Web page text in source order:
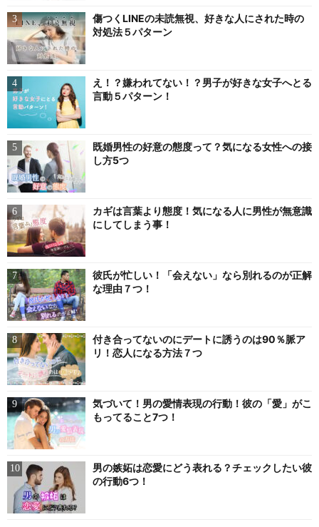
傷つくLINEの未読無視、好きな人にされた時の
対処法５パターン
え！？嫌われてない！？男子が好きな女子へとる
言動５パターン！
既婚男性の好意の態度って？気になる女性への接
し方5つ
カギは言葉より態度！気になる人に男性が無意識
にしてしまう事！
彼氏が忙しい！「会えない」なら別れるのが正解
な理由７つ！
付き合ってないのにデートに誘うのは90％脈ア
リ！恋人になる方法７つ
気づいて！男の愛情表現の行動！彼の「愛」がこ
もってること7つ！
男の嫉妬は恋愛にどう表れる？チェックしたい彼
の行動6つ！